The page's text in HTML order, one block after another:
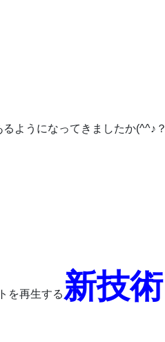
ようになってきましたか(^^♪？
を再生する 新技術